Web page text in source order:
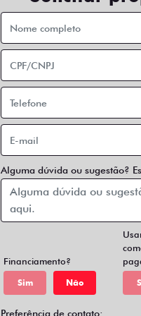
Alguma dúvida ou sugestão?
Financiamento?
Sim Não
Preferência de contato: